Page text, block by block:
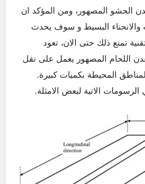
الحشو المصهور، ومن المؤكد ان
والانحناء البسيط و سوف يحدث
تمنع ذلك حتى الان، تعود
اللحام المصهور يعمل على نقل
المحيطة بكميات كبيرة.
الاتية لبعض الامثلة.